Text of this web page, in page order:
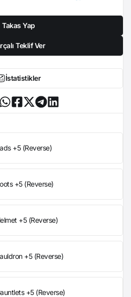
Takas Yap
Teklif Ver
İstatistikler
+5 (Reverse)
+5 (Reverse)
+5 (Reverse)
+5 (Reverse)
+5 (Reverse)